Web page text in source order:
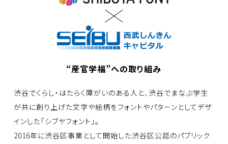
“産官学福”への取り組み
渋谷でくらし・はたらく障がいのある人と、渋谷でまなぶ学生
が共に創り上げた文字や絵柄をフォントやパターンとしてデザ
インした「シブヤフォント」。
2016年に渋谷区事業として開始した渋谷区公認のパブリック